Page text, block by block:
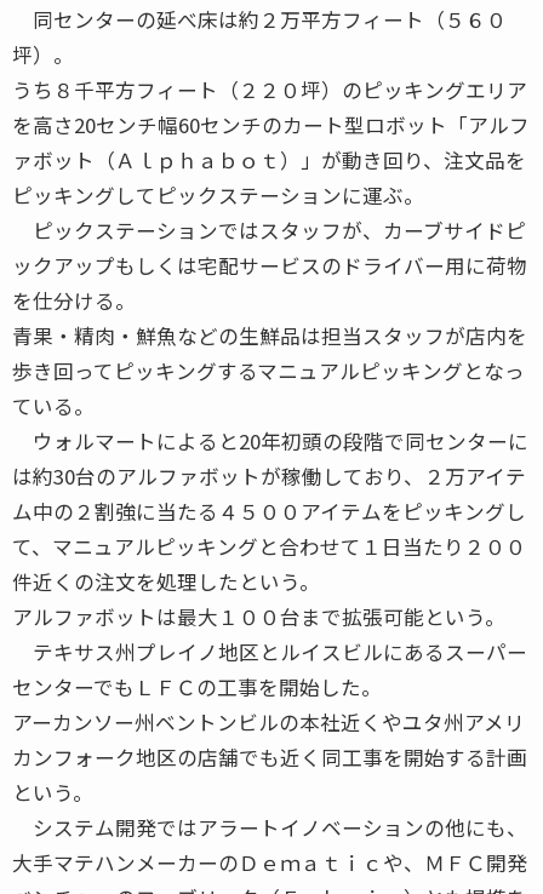
同センターの延べ床は約２万平方フィート（５６０
坪）。
うち８千平方フィート（２２０坪）のピッキングエリア
を高さ20センチ幅60センチのカート型ロボット「アルフ
ァボット（Ａｌｐｈａｂｏｔ）」が動き回り、注文品を
ピッキングしてピックステーションに運ぶ。
ピックステーションではスタッフが、カーブサイドピ
ックアップもしくは宅配サービスのドライバー用に荷物
を仕分ける。
青果・精肉・鮮魚などの生鮮品は担当スタッフが店内を
歩き回ってピッキングするマニュアルピッキングとなっ
ている。
ウォルマートによると20年初頭の段階で同センターに
は約30台のアルファボットが稼働しており、２万アイテ
ム中の２割強に当たる４５００アイテムをピッキングし
て、マニュアルピッキングと合わせて１日当たり２００
件近くの注文を処理したという。
アルファボットは最大１００台まで拡張可能という。
テキサス州プレイノ地区とルイスビルにあるスーパー
センターでもＬＦＣの工事を開始した。
アーカンソー州ベントンビルの本社近くやユタ州アメリ
カンフォーク地区の店舗でも近く同工事を開始する計画
という。
システム開発ではアラートイノベーションの他にも、
大手マテハンメーカーのＤｅｍａｔｉｃや、ＭＦＣ開発